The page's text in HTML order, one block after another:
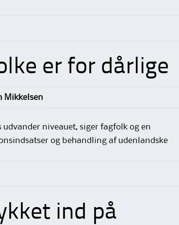
er for dårlige
Mikkelsen
niveauet, siger fagfolk og en
og behandling af udenlandske
ind på